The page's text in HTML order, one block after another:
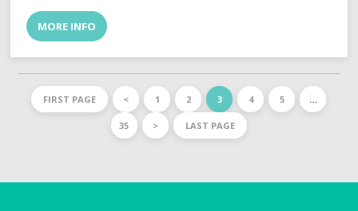
MORE INFO
FIRST PAGE < 1 2 3 4 5 …
35 > LAST PAGE